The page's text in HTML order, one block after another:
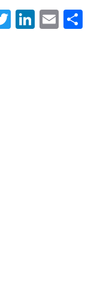
Twitter
LinkedIn
Email